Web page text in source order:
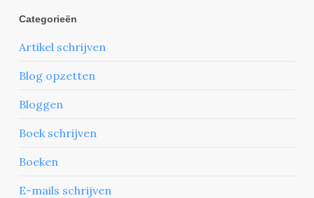
Categorieën
Artikel schrijven
Blog opzetten
Bloggen
Boek schrijven
Boeken
E-mails schrijven